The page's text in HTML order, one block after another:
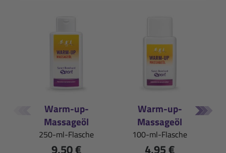
Warm-up-
Massageöl
250-ml-Flasche
Warm-up-
Massageöl
100-ml-Flasche